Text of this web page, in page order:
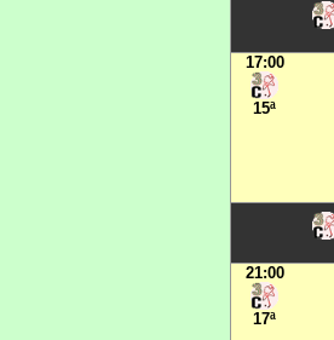
17:00
15ª
21:00
17ª